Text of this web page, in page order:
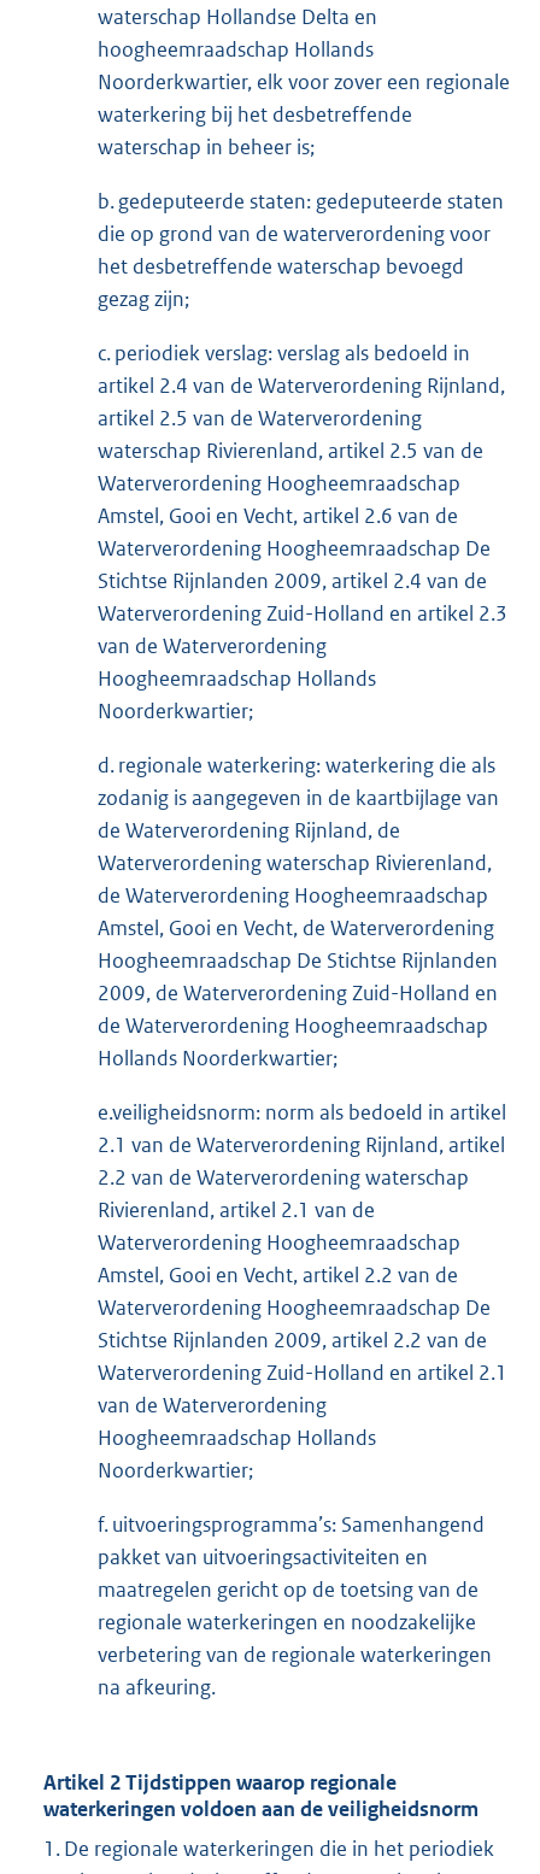
waterschap Hollandse Delta en
hoogheemraadschap Hollands
Noorderkwartier, elk voor zover een regionale
waterkering bij het desbetreffende
waterschap in beheer is;
b. gedeputeerde staten: gedeputeerde staten
die op grond van de waterverordening voor
het desbetreffende waterschap bevoegd
gezag zijn;
c. periodiek verslag: verslag als bedoeld in
artikel 2.4 van de Waterverordening Rijnland,
artikel 2.5 van de Waterverordening
waterschap Rivierenland, artikel 2.5 van de
Waterverordening Hoogheemraadschap
Amstel, Gooi en Vecht, artikel 2.6 van de
Waterverordening Hoogheemraadschap De
Stichtse Rijnlanden 2009, artikel 2.4 van de
Waterverordening Zuid-Holland en artikel 2.3
van de Waterverordening
Hoogheemraadschap Hollands
Noorderkwartier;
d. regionale waterkering: waterkering die als
zodanig is aangegeven in de kaartbijlage van
de Waterverordening Rijnland, de
Waterverordening waterschap Rivierenland,
de Waterverordening Hoogheemraadschap
Amstel, Gooi en Vecht, de Waterverordening
Hoogheemraadschap De Stichtse Rijnlanden
2009, de Waterverordening Zuid-Holland en
de Waterverordening Hoogheemraadschap
Hollands Noorderkwartier;
e.veiligheidsnorm: norm als bedoeld in artikel
2.1 van de Waterverordening Rijnland, artikel
2.2 van de Waterverordening waterschap
Rivierenland, artikel 2.1 van de
Waterverordening Hoogheemraadschap
Amstel, Gooi en Vecht, artikel 2.2 van de
Waterverordening Hoogheemraadschap De
Stichtse Rijnlanden 2009, artikel 2.2 van de
Waterverordening Zuid-Holland en artikel 2.1
van de Waterverordening
Hoogheemraadschap Hollands
Noorderkwartier;
f. uitvoeringsprogramma’s: Samenhangend
pakket van uitvoeringsactiviteiten en
maatregelen gericht op de toetsing van de
regionale waterkeringen en noodzakelijke
verbetering van de regionale waterkeringen
na afkeuring.
Artikel 2 Tijdstippen waarop regionale
waterkeringen voldoen aan de veiligheidsnorm
1. De regionale waterkeringen die in het periodiek